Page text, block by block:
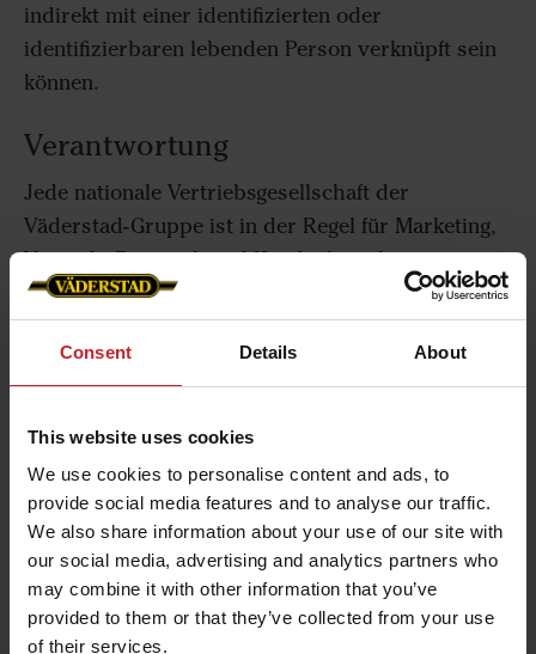
Consent Details About
This website uses cookies
We use cookies to personalise content and ads, to
provide social media features and to analyse our traffic.
We also share information about your use of our site with
our social media, advertising and analytics partners who
may combine it with other information that you’ve
provided to them or that they’ve collected from your use
of their services.
indirekt mit einer identifizierten oder
identifizierbaren lebenden Person verknüpft sein
können.
Verantwortung
Jede nationale Vertriebsgesellschaft der
Väderstad-Gruppe ist in der Regel für Marketing,
Vertrieb, Personal- und Kundenbeziehungen sowie
für marktspezifische Dienstleistungen in den
jeweiligen Märkten verantwortlich. Die nationale
Vertriebsgesellschaft ist daher auch für die
Verarbeitung personenbezogener Daten
verantwortlich, die für diese Zwecke
nationale Vertriebsgesellschaft gibt, hat ein
Importeur in der Regel die gleiche Verantwortung
wie eine nationale Vertriebsgesellschaft und
übernimmt für diese Zwecke die Verantwortung
für personenbezogene Daten.